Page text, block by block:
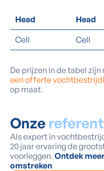
Head Head
Cell
Cell
De prijzen in de tabel
een offerte
op maat.
Onze
Als expert in
20 jaar ervaring de
voorleggen. Ontdek
omstreken